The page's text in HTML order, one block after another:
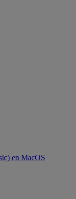
en MacOS